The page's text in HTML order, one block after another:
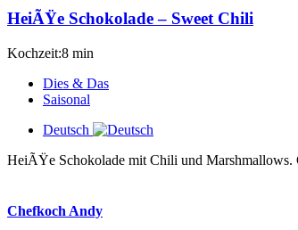
HeiÃŸe Schokolade – Sweet Chili
Kochzeit:8 min
Dies & Das
Saisonal
Deutsch
HeiÃŸe Schokolade mit Chili und Marshmallows.
Chefkoch Andy